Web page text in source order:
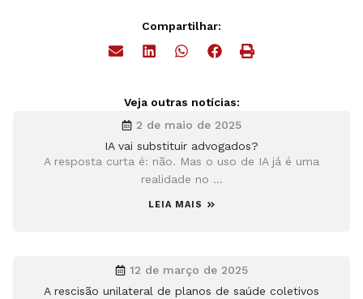
Compartilhar:
Veja outras notícias:
2 de maio de 2025
IA vai substituir advogados?
A resposta curta é: não. Mas o uso de IA já é uma
realidade no ...
LEIA MAIS
12 de março de 2025
A rescisão unilateral de planos de saúde coletivos